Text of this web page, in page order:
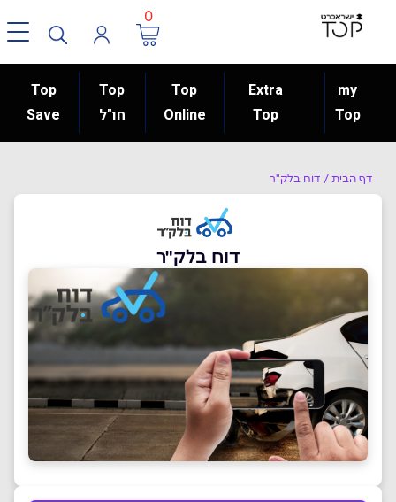
0
Top
Save
Top
חו"ל
Top
Online
Extra
Top
my
Top
דף הבית / דוח בלק"ר
דוח בלק"ר